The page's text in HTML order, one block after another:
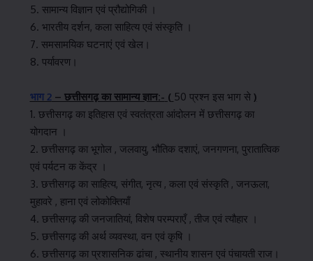
5. सामान्य विज्ञान एवं प्रौद्योगिकी ।
6. भारतीय दर्शन, कला साहित्य एवं संस्कृति ।
7. समसामयिक घटनाएं एवं खेल।
8. पर्यावरण।
भाग 2– छत्तीसगढ़ का सामान्य ज्ञान:- ( 50 प्रश्न इस भाग से )
1. छत्तीसगढ़ का इतिहास एवं स्वतंत्रता आंदोलन में छत्तीसगढ़ का
योगदान ।
2. छत्तीसगढ़ का भूगोल , जलवायु, भौतिक दशाएं, जनगणना, पुरातात्विक
एवं पर्यटन क केंद्र ।
3. छत्तीसगढ़ का साहित्य, संगीत, नृत्य , कला एवं संस्कृति , जनऊला,
मुहावरे , हाना एवं लोकोक्तियाँ
4. छत्तीसगढ़ की जनजातियां, विशेष परम्पराएँ , तीज एवं त्यौहार ।
5. छत्तीसगढ़ की अर्थ व्यवस्था, वन एवं कृषि ।
6. छत्तीसगढ़ का प्रशासनिक ढांचा , स्थानीय शासन एवं पंचायती राज।